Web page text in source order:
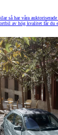
så har våra
av hög kvalitet får